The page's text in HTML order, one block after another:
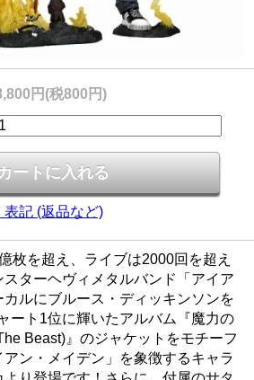
円(税800円)
記 (返品など)
枚を超え、ライブは2000回を超え
ターヘヴィメタルバンド「アイア
ルにブルース・ディッキンソンを
ート1位に輝いたアルバム『魔力の
Beast)』のジャケットをモチーフ
ン・メイデン」を象徴するキャラ